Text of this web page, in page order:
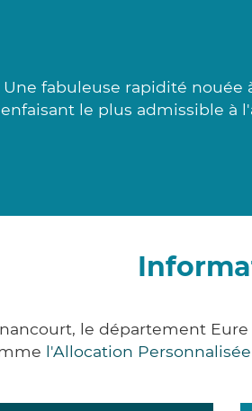
Une fabuleuse rapidité
le plus admissible à
le département
l'Allocation